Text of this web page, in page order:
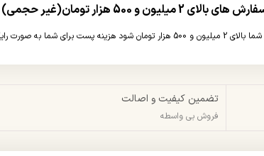
و 500 هزار تومان(غیر حجمی)
به صورت رایگان محاسبه خواهد شد.
تضمین کیفیت و اصالت
فروش بی واسطه